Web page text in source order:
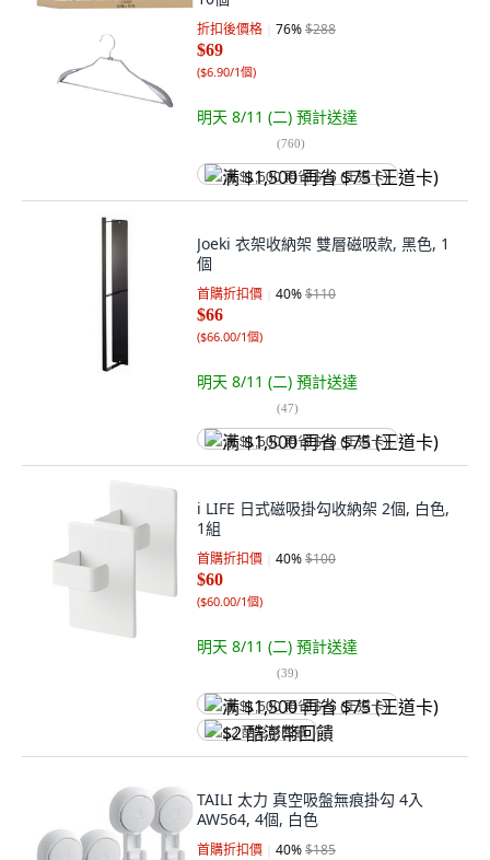
折扣後價格 76%$288
$69
($6.90/1個)
明天 8/11 (二) 預計送達
(760)
满 $1,500 再省 $75 (王道卡)
Joeki 衣架收納架 雙層磁吸款, 黑色, 1
個
首購折扣價 40%$110
$66
($66.00/1個)
明天 8/11 (二) 預計送達
(47)
满 $1,500 再省 $75 (王道卡)
i LIFE 日式磁吸掛勾收納架 2個, 白色,
1組
首購折扣價 40%$100
$60
($60.00/1個)
明天 8/11 (二) 預計送達
(39)
满 $1,500 再省 $75 (王道卡)
$2 酷澎幣回饋
TAILI 太力 真空吸盤無痕掛勾 4入
AW564, 4個, 白色
首購折扣價 40%$185